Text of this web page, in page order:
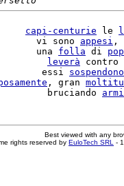
capi-centurie le
vi sono appesi ,
una folla di
leverà
essi sospendono
, gran
bruciando armi
Best viewed with any
rights reserved by EuloTech SRL -